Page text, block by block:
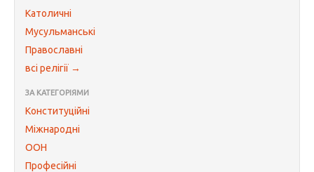
Католичні
Мусульманські
Православні
всі релігії →
ЗА КАТЕГОРІЯМИ
Конституційні
Міжнародні
ООН
Професійні